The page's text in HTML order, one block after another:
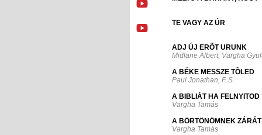
TE VAGY AZ ÚR
ADJ ÚJ ERÕT URUNK
Midlane Albert, Vargha
A BÉKE MESSZE TÕLED
Paul Jonathan, F. S.
A BIBLIÁT HA FELNYITOD
Vargha Tamás
A BÖRTÖNÖMNEK ZÁRÁT
Vargha Tamás